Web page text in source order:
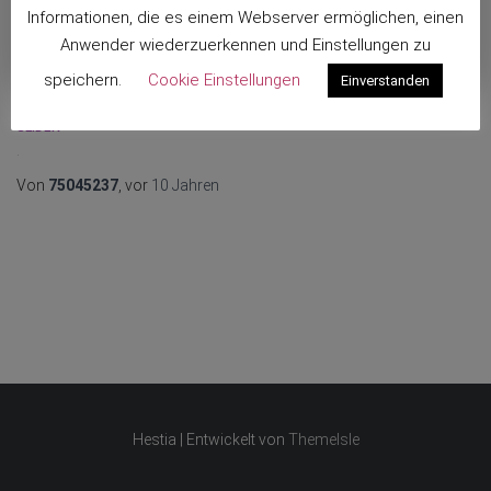
Von 75045237 , vor 10 Jahren
Hestia | Entwickelt von ThemeIsle
Informationen, die es einem Webserver ermöglichen, einen
Anwender wiederzuerkennen und Einstellungen zu
speichern.
Cookie Einstellungen Einverstanden